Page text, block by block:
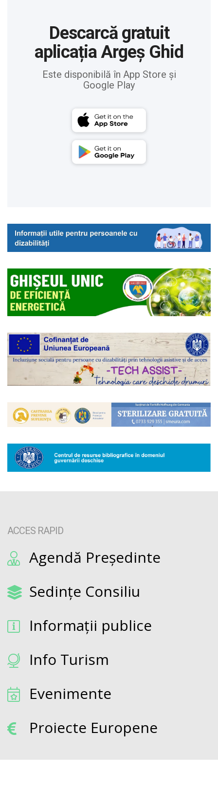
Descarcă gratuit
aplicația Argeș Ghid
Este disponibilă în App Store și
Google Play
ACCES RAPID
Agendă Președinte
Sedințe Consiliu
Informații publice
Info Turism
Evenimente
Proiecte Europene